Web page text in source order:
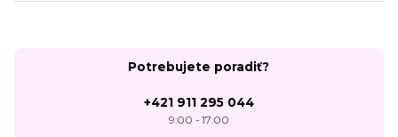
Potrebujete poradiť?
+421 911 295 044
9:00 - 17:00